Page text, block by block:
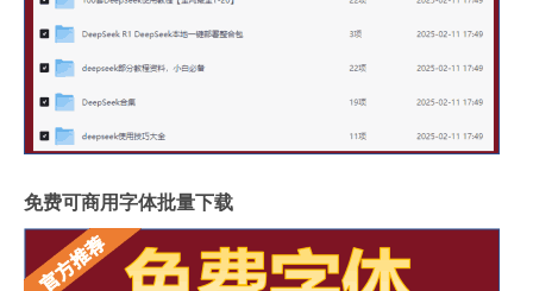
免费可商用字体批量下载